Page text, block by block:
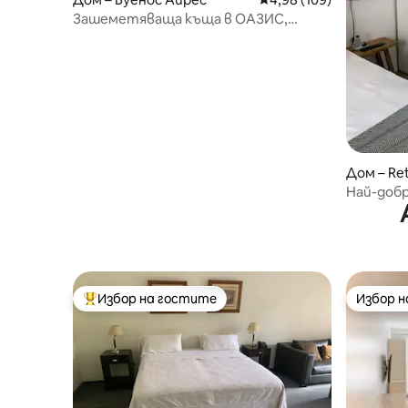
Зашеметяваща къща в ОАЗИС,
Дом –
Най-
Най-популярен избор на гостите
Избор на гостите Избор
Избор